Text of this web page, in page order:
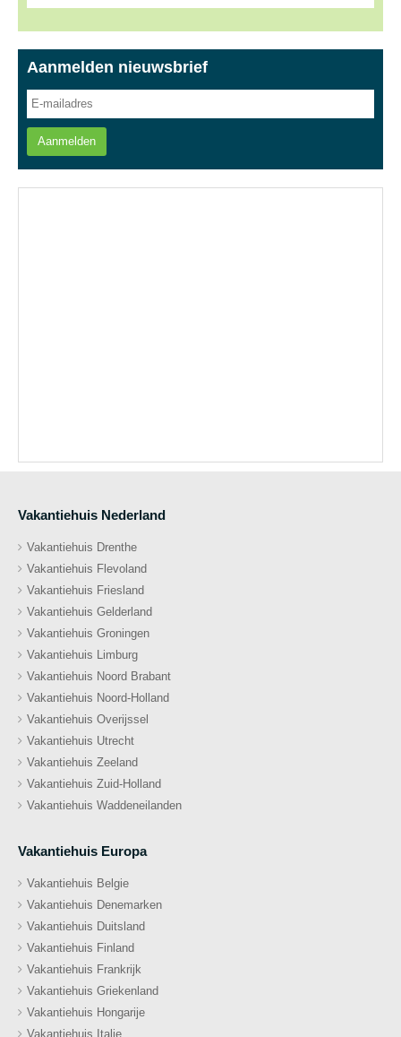
Aanmelden nieuwsbrief
Aanmelden
Vakantiehuis Nederland
Vakantiehuis Drenthe
Vakantiehuis Flevoland
Vakantiehuis Friesland
Vakantiehuis Gelderland
Vakantiehuis Groningen
Vakantiehuis Limburg
Vakantiehuis Noord Brabant
Vakantiehuis Noord-Holland
Vakantiehuis Overijssel
Vakantiehuis Utrecht
Vakantiehuis Zeeland
Vakantiehuis Zuid-Holland
Vakantiehuis Waddeneilanden
Vakantiehuis Europa
Vakantiehuis Belgie
Vakantiehuis Denemarken
Vakantiehuis Duitsland
Vakantiehuis Finland
Vakantiehuis Frankrijk
Vakantiehuis Griekenland
Vakantiehuis Hongarije
Vakantiehuis Italie